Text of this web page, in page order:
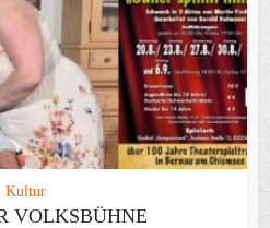
Kultur
VOLKSBÜHNE